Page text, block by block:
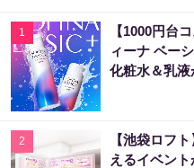
1
【1000円台
ィーナ ベー
化粧水＆乳液
2
【池袋ロフ
えるイベン